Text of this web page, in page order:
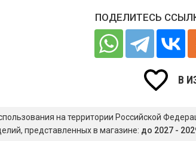
ПОДЕЛИТЕСЬ
В
на территории Российской
представленных в магазине: до 2027 -